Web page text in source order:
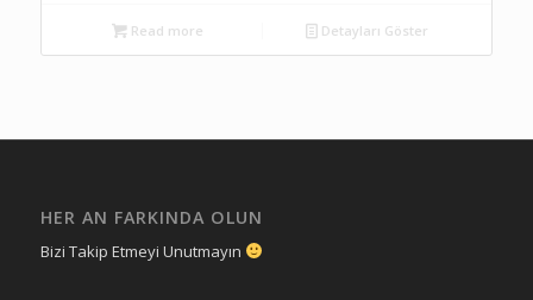
Read more Detayları Göster
HER AN FARKINDA OLUN
Bizi Takip Etmeyi Unutmayın